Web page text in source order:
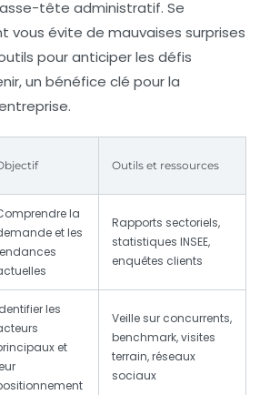
tête administratif. Se
vous évite de mauvaises surprises
pour anticiper les défis
un bénéfice clé pour la
Outils et ressources
la
et les
Rapports sectoriels,
statistiques INSEE,
enquêtes clients
les
et
Veille sur concurrents,
benchmark, visites
terrain, réseaux
sociaux